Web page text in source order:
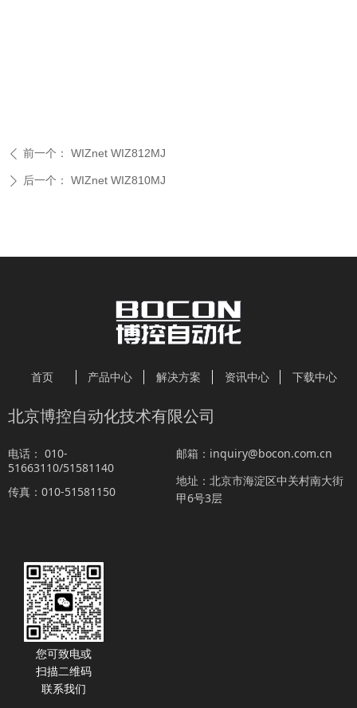
ꄴ 前一个： WIZnet WIZ812MJ
ꄲ 后一个： WIZnet WIZ810MJ
首页 产品中心 解决方案 资讯中心 下载中心
您可致电或
扫描二维码
联系我们
北京博控自动化技术有限公司
电话： 010-
51663110/51581140
传真： 010-51581150
邮箱： inquiry@bocon.com.cn
地址： 北京市海淀区中关村南大街
甲6号3层